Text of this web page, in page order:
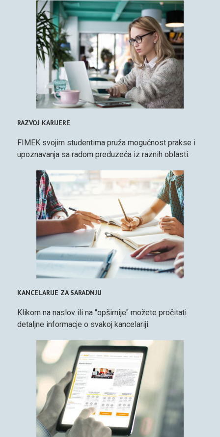
RAZVOJ KARIJERE
FIMEK svojim studentima pruža mogućnost prakse i
upoznavanja sa radom preduzeća iz raznih oblasti.
KANCELARIJE ZA SARADNJU
Klikom na naslov ili na "opširnije" možete pročitati
detaljne informacje o svakoj kancelariji.